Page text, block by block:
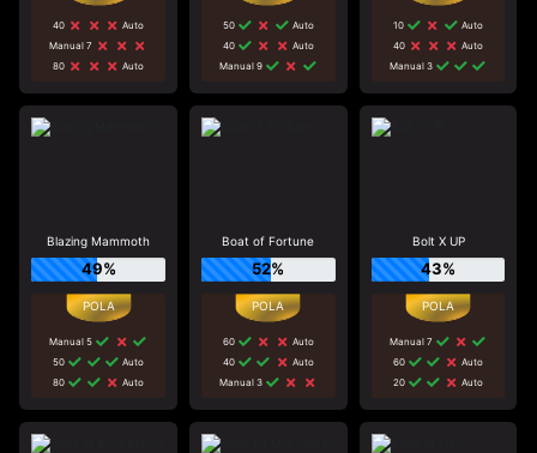
40
Auto
Manual 7
80
Auto
50
Auto
40
Auto
Manual 9
10
Auto
40
Auto
Manual 3
Blazing Mammoth
49%
Manual 5
50
Auto
80
Auto
Boat of Fortune
52%
60
Auto
40
Auto
Manual 3
Bolt X UP
43%
Manual 7
60
Auto
20
Auto